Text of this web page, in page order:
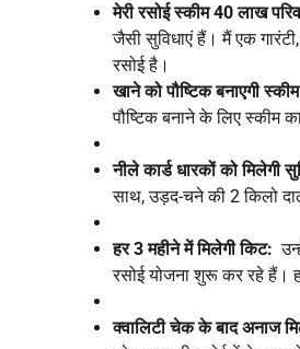
मेरी रसोई स्कीम 40 लाख
जैसी सुविधाएं हैं। मैं एक
रसोई है।
खाने को पौष्टिक बनाएगी
पौष्टिक बनाने के लिए स्कीम
नीले कार्ड धारकों को मिलेगी
साथ, उड़द-चने की 2 किलो
हर 3 महीने में मिलेगी किट:
रसोई योजना शुरू कर रहे हैं।
क्वालिटी चेक के बाद अनाज